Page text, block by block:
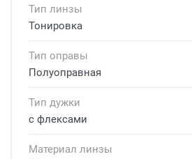
Тип линзы
Тонировка
Тип оправы
Полуоправная
Тип дужки
с флексами
Материал линзы